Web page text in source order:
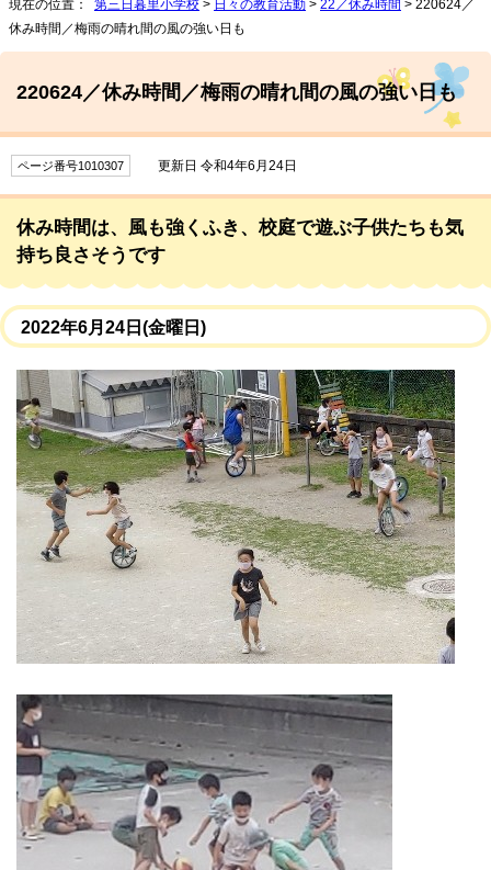
現在の位置： 第三日暮里小学校 > 日々の教育活動 > 22／休み時間 > 220624／
休み時間／梅雨の晴れ間の風の強い日も
220624／休み時間／梅雨の晴れ間の風の強い日も
ページ番号1010307 更新日 令和4年6月24日
休み時間は、風も強くふき、校庭で遊ぶ子供たちも気
持ち良さそうです
2022年6月24日(金曜日)